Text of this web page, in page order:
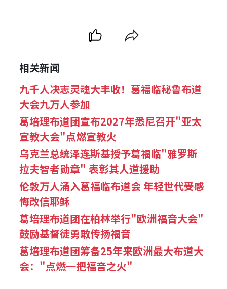
相关新闻
九千人决志灵魂大丰收！葛福临秘鲁布道
大会九万人参加
葛培理布道团宣布2027年悉尼召开"亚太
宣教大会"点燃宣教火
乌克兰总统泽连斯基授予葛福临"雅罗斯
拉夫智者勋章" 表彰其人道援助
伦敦万人涌入葛福临布道会 年轻世代受感
悔改信耶稣
葛培理布道团在柏林举行"欧洲福音大会"
鼓励基督徒勇敢传扬福音
葛培理布道团筹备25年来欧洲最大布道大
会："点燃一把福音之火"